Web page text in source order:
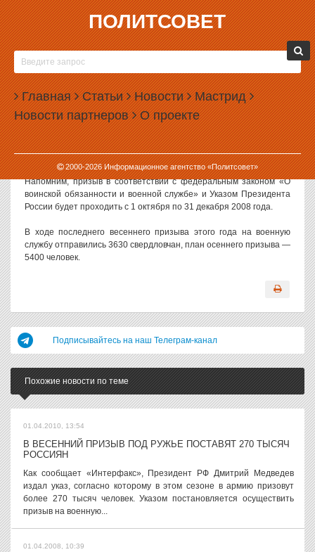
ПОЛИТСОВЕТ
Главная Статьи Новости Мастрид
Новости партнеров О проекте
2000-2026Информационное агентство «Политсовет»
29.09.2008, 10:00
35 СВЕРДЛОВЧАН ПРИЗВАНЫ НА СЛУЖБУ В
КРЕМЛЬ
В нынешнем году в элитное подразделение Российской армии —
Президентский полк — отправятся служить 35 свердловчан. Об
этом было заявлено в ходе инструкторско-методического сбора
по призыву на военную службу, который провел губернатор
Эдуард Россель.
Напомним, призыв в соответствии с федеральным законом «О
воинской обязанности и военной службе» и Указом Президента
России будет проходить с 1 октября по 31 декабря 2008 года.
В ходе последнего весеннего призыва этого года на военную
службу отправились 3630 свердловчан, план осеннего призыва —
5400 человек.
Подписывайтесь на наш Телеграм-канал
Похожие новости по теме
01.04.2010, 13:54
В ВЕСЕННИЙ ПРИЗЫВ ПОД РУЖЬЕ ПОСТАВЯТ 270 ТЫСЯЧ
РОССИЯН
Как сообщает «Интерфакс», Президент РФ Дмитрий Медведев
издал указ, согласно которому в этом сезоне в армию призовут
более 270 тысяч человек. Указом постановляется осуществить
призыв на военную...
01.04.2008, 10:39